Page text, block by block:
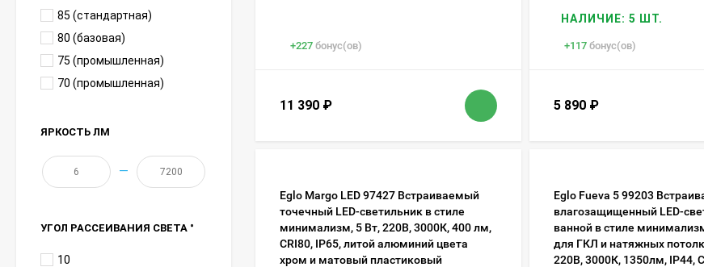
+227 бонус(ов)
11 390 ₽
НАЛИЧИЕ: 5 ШТ.
+117 бонус(ов)
5 890 ₽
Eglo Margo LED 97427 Встраиваемый
точечный LED-светильник в стиле
минимализм, 5 Вт, 220В, 3000К, 400 лм,
CRI80, IP65, литой алюминий цвета
хром и матовый пластиковый
Eglo Fueva 5 99203
влагозащищенный LED-
ванной в стиле
для ГКЛ и натяжных
220В, 3000К, 1350лм, IP44,
85 (стандартная)
80 (базовая)
75 (промышленная)
70 (промышленная)
ЯРКОСТЬ ЛМ
—
УГОЛ РАССЕИВАНИЯ СВЕТА °
10